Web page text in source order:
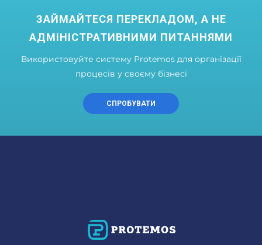
ЗАЙМАЙТЕСЯ ПЕРЕКЛАДОМ, А НЕ
АДМІНІСТРАТИВНИМИ ПИТАННЯМИ
Використовуйте систему Protemos для організації
процесів у своєму бізнесі
СПРОБУВАТИ